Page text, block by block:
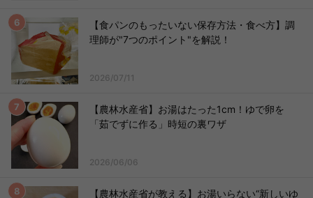
【食パンのもったいない保存方法・食べ方】調
理師が"7つのポイント"を解説！
2026/07/11
【農林水産省】お湯はたった1cm！ゆで卵を
「茹でずに作る」時短の裏ワザ
2026/06/06
【農林水産省が教える】お湯いらない“新しいゆ